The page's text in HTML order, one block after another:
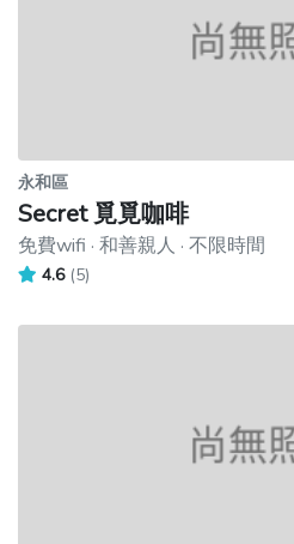
永和區
Secret 覓覓咖啡
免費wifi · 和善親人 · 不限時間
4.6 (5)